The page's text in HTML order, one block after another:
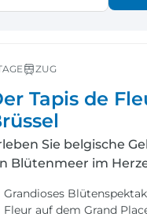
Schweiz
ZUG
Tapis de
Sie belgische
Blütenmeer im
Grandioses
Fleur auf dem Grand